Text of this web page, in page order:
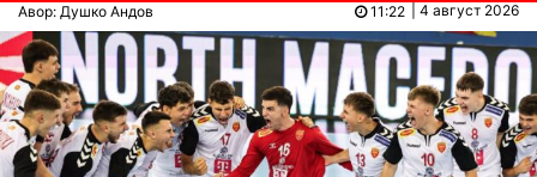
Авор: Душко Андов | 4 август 2026
11:22